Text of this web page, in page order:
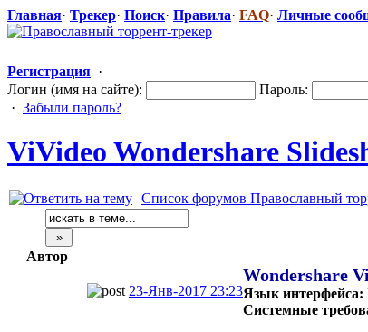
Главная· Трекер· Поиск· Правила· FAQ· Личные
Регистрация ·
Логин (имя на сайте):
Пароль:
· Забыли пароль?
ViVideo Wondershare
Список форумов Православный
Автор
23-Янв-2017 23:23
Wondershare
Язык интерфейса:
Системные